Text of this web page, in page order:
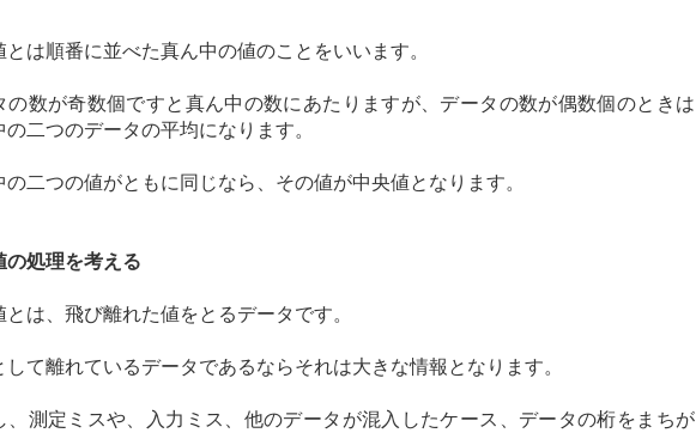
とは順番に並べた真ん中の値のことをいいます。
の数が奇数個ですと真ん中の数にあたりますが、データの数が偶数個のときは
の二つのデータの平均になります。
の二つの値がともに同じなら、その値が中央値となります。
の処理を考える
とは、飛び離れた値をとるデータです。
して離れているデータであるならそれは大きな情報となります。
、測定ミスや、入力ミス、他のデータが混入したケース、データの桁をまちが